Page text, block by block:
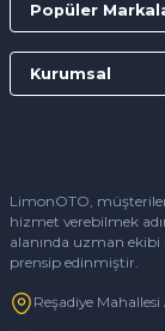
LimonOTO,
hizmet verebilmek
alanında uzman ekibi
prensip edinmiştir.
Reşadiye
Popüler
Kurumsal